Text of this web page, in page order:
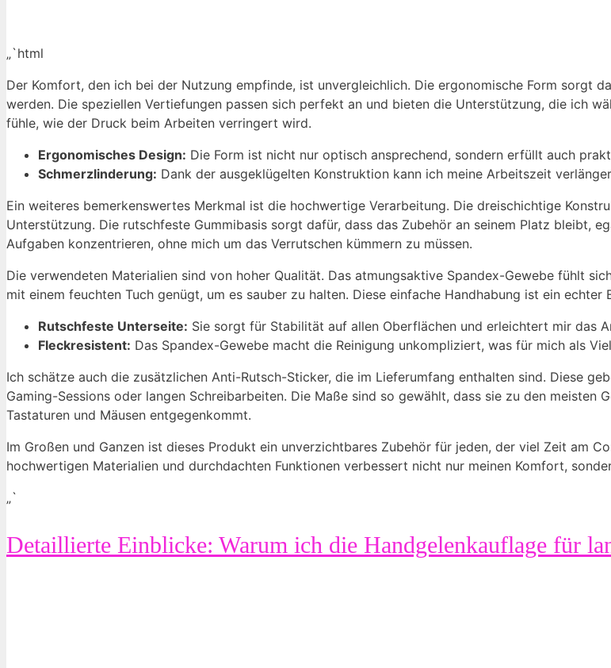
„`html
Der Komfort, den ich bei der Nutzung empfinde, ist unvergleichlich. Die ergonomische Form sorgt
werden. Die speziellen Vertiefungen passen sich perfekt an und bieten die Unterstützung, die ich
fühle, wie der Druck beim Arbeiten verringert wird.
Ergonomisches Design: Die Form ist nicht nur optisch ansprechend, sondern erfüllt auch
Schmerzlinderung: Dank der ausgeklügelten Konstruktion kann ich meine Arbeitszeit
Ein weiteres bemerkenswertes Merkmal ist die hochwertige Verarbeitung. Die dreischichtige
Unterstützung. Die rutschfeste Gummibasis sorgt dafür, dass das Zubehör an seinem Platz bleibt,
Aufgaben konzentrieren, ohne mich um das Verrutschen kümmern zu müssen.
Die verwendeten Materialien sind von hoher Qualität. Das atmungsaktive Spandex-Gewebe fühlt
mit einem feuchten Tuch genügt, um es sauber zu halten. Diese einfache Handhabung ist ein
Rutschfeste Unterseite: Sie sorgt für Stabilität auf allen Oberflächen und erleichtert mir das
Fleckresistent: Das Spandex-Gewebe macht die Reinigung unkompliziert, was für mich als
Ich schätze auch die zusätzlichen Anti-Rutsch-Sticker, die im Lieferumfang enthalten sind. Diese
Gaming-Sessions oder langen Schreibarbeiten. Die Maße sind so gewählt, dass sie zu den meisten
Tastaturen und Mäusen entgegenkommt.
Im Großen und Ganzen ist dieses Produkt ein unverzichtbares Zubehör für jeden, der viel Zeit am
hochwertigen Materialien und durchdachten Funktionen verbessert nicht nur meinen Komfort,
„`
Detaillierte Einblicke: Warum ich die Handgelenkauflage für